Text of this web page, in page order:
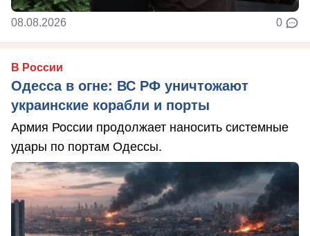
08.08.2026 0
В России
Одесса в огне: ВС РФ уничтожают
украинские корабли и порты
Армия России продолжает наносить системные
удары по портам Одессы.